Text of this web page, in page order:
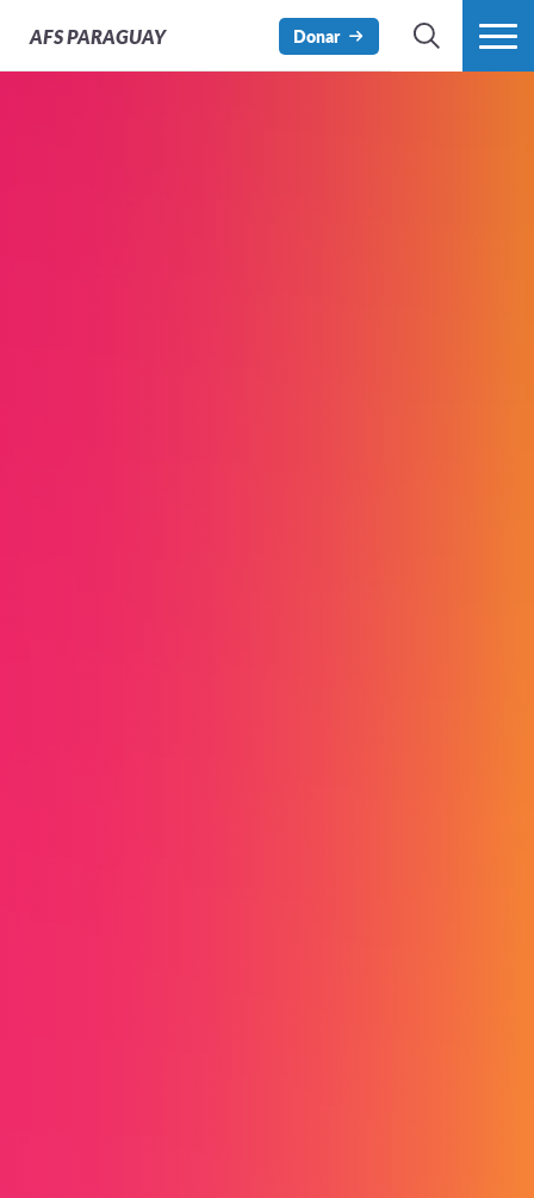
AFSPARAGUAY
BÚSQUEDA MÁS
Donar